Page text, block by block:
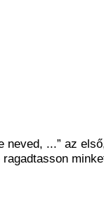
...” az